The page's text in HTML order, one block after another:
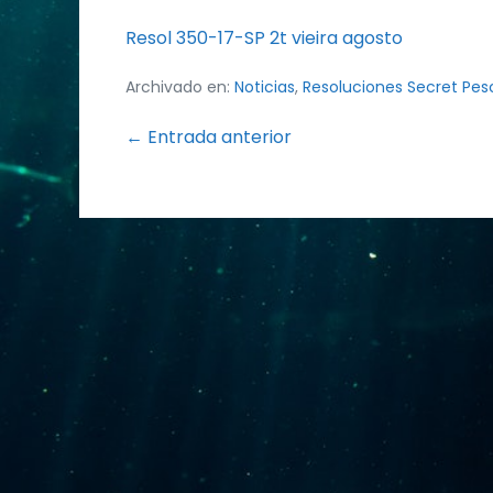
Resol 350-17-SP 2t vieira agosto
Archivado en: Noticias, Resoluciones Secret
Navegación
← Entrada anterior